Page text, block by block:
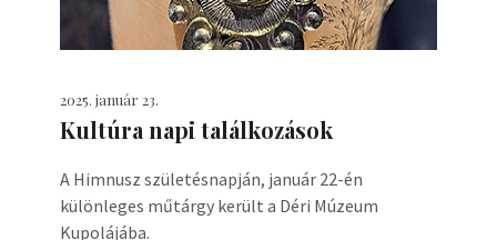
2025. január 23.
Kultúra napi találkozások
A Himnusz születésnapján, január 22-én
különleges műtárgy került a Déri Múzeum
Kupolájába.